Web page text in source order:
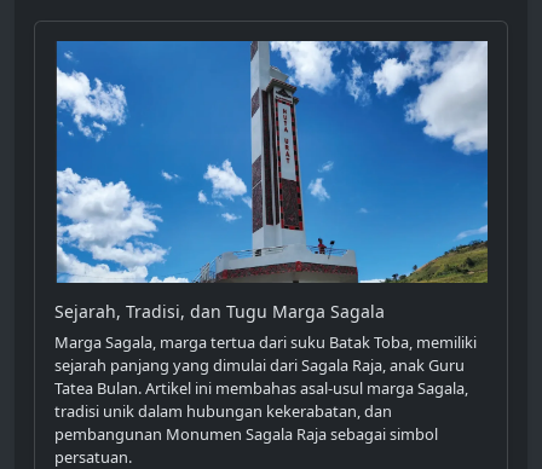
Sejarah, Tradisi, dan Tugu Marga Sagala
Marga Sagala, marga tertua dari suku Batak Toba, memiliki
sejarah panjang yang dimulai dari Sagala Raja, anak Guru
Tatea Bulan. Artikel ini membahas asal-usul marga Sagala,
tradisi unik dalam hubungan kekerabatan, dan
pembangunan Monumen Sagala Raja sebagai simbol
persatuan.